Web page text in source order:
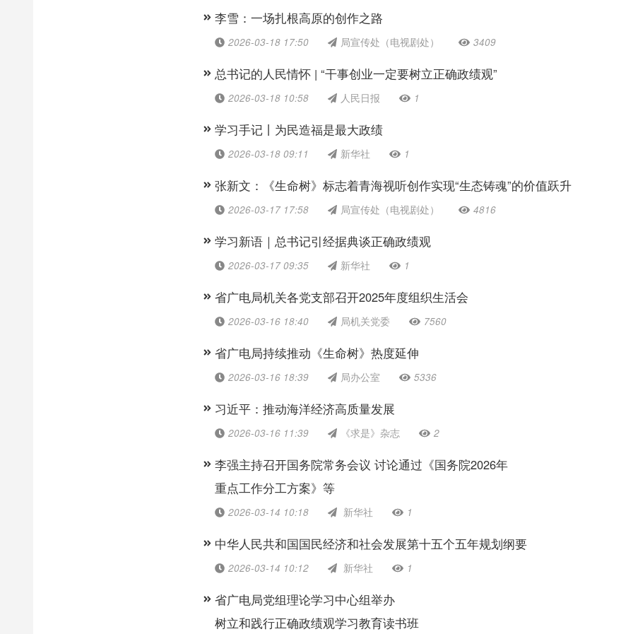
李雪：一场扎根高原的创作之路
2026-03-18 17:50 局宣传处（电视剧处） 3409
总书记的人民情怀 | “干事创业一定要树立正确政绩观”
2026-03-18 10:58 人民日报 1
学习手记丨为民造福是最大政绩
2026-03-18 09:11 新华社 1
张新文：《生命树》标志着青海视听创作实现“生态铸魂”的价值跃升
2026-03-17 17:58 局宣传处（电视剧处） 4816
学习新语｜总书记引经据典谈正确政绩观
2026-03-17 09:35 新华社 1
省广电局机关各党支部召开2025年度组织生活会
2026-03-16 18:40 局机关党委 7560
省广电局持续推动《生命树》热度延伸
2026-03-16 18:39 局办公室 5336
习近平：推动海洋经济高质量发展
2026-03-16 11:39 《求是》杂志 2
李强主持召开国务院常务会议 讨论通过《国务院2026年
重点工作分工方案》等
2026-03-14 10:18 新华社 1
中华人民共和国国民经济和社会发展第十五个五年规划纲要
2026-03-14 10:12 新华社 1
省广电局党组理论学习中心组举办
树立和践行正确政绩观学习教育读书班